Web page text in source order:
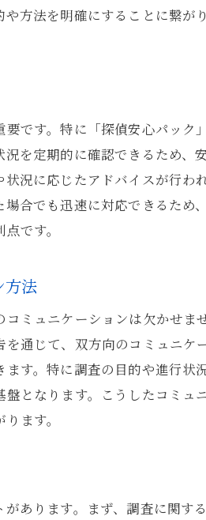
方法を明確にすることに繋
です。特に「探偵安心パッ
を定期的に確認できるため
況に応じたアドバイスが行
合でも迅速に対応できるた
です。
方法
ミュニケーションは欠かせ
通じて、双方向のコミュニ
す。特に調査の目的や進行
となります。こうしたコミ
ます。
あります。まず、調査に関す